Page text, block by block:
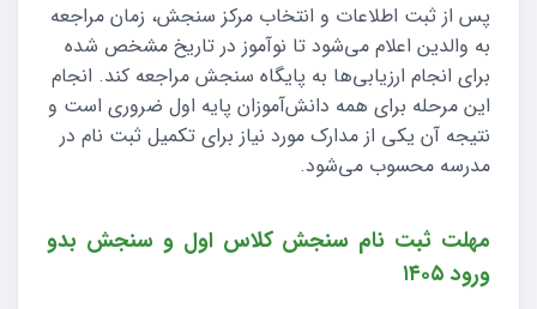
پس از ثبت اطلاعات و انتخاب مرکز سنجش، زمان مراجعه
به والدین اعلام می‌شود تا نوآموز در تاریخ مشخص شده
برای انجام ارزیابی‌ها به پایگاه سنجش مراجعه کند. انجام
این مرحله برای همه دانش‌آموزان پایه اول ضروری است و
نتیجه آن یکی از مدارک مورد نیاز برای تکمیل ثبت نام در
مدرسه محسوب می‌شود.
مهلت ثبت نام سنجش کلاس اول و سنجش بدو
ورود ۱۴۰۵